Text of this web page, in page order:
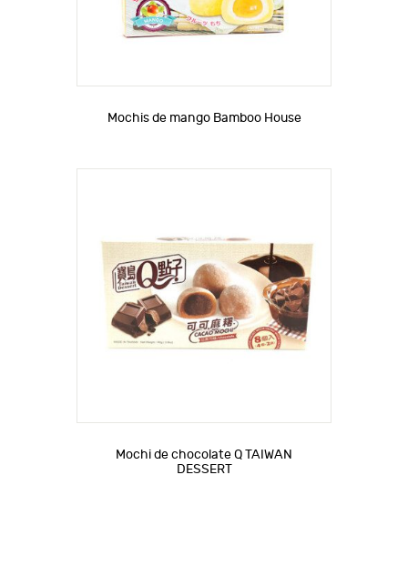
Mochis de mango Bamboo House
Mochi de chocolate Q TAIWAN
DESSERT